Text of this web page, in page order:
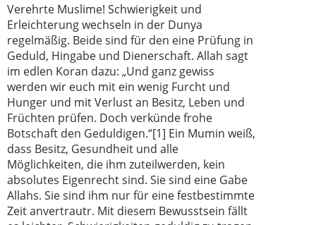
Verehrte Muslime! Schwierigkeit und
Erleichterung wechseln in der Dunya
regelmäßig. Beide sind für den eine Prüfung in
Geduld, Hingabe und Dienerschaft. Allah sagt
im edlen Koran dazu: „Und ganz gewiss
werden wir euch mit ein wenig Furcht und
Hunger und mit Verlust an Besitz, Leben und
Früchten prüfen. Doch verkünde frohe
Botschaft den Geduldigen.“[1] Ein Mumin weiß,
dass Besitz, Gesundheit und alle
Möglichkeiten, die ihm zuteilwerden, kein
absolutes Eigenrecht sind. Sie sind eine Gabe
Allahs. Sie sind ihm nur für eine festbestimmte
Zeit anvertrautr. Mit diesem Bewusstsein fällt